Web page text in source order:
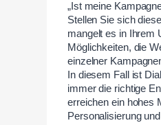
„Ist meine
Stellen Sie sich
mangelt es in Ihrem
Möglichkeiten, die
einzelner
In diesem Fall ist
immer die richtige
erreichen ein hohes
Personalisierung